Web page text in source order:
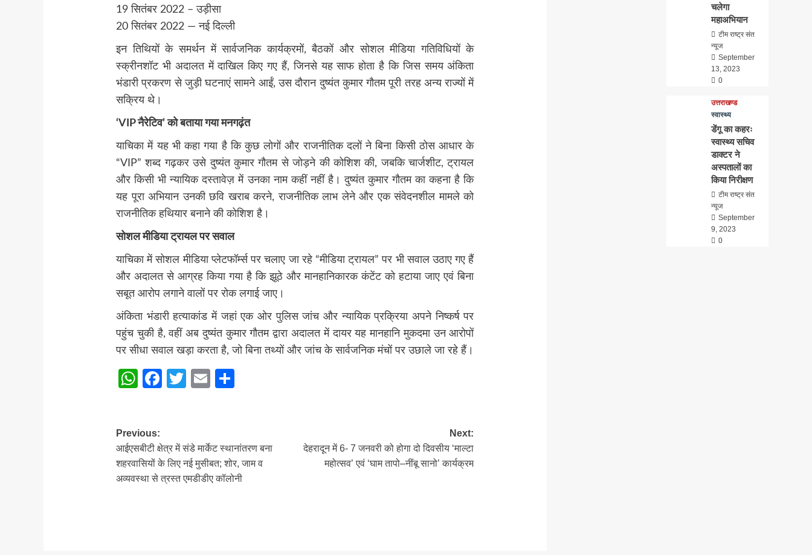
19 सितंबर 2022 – उड़ीसा
20 सितंबर 2022 — नई दिल्ली
इन तिथियों के समर्थन में सार्वजनिक कार्यक्रमों, बैठकों और सोशल मीडिया गतिविधियों के
स्क्रीनशॉट भी अदालत में दाखिल किए गए हैं, जिनसे यह साफ होता है कि जिस समय अंकिता
भंडारी प्रकरण से जुड़ी घटनाएं सामने आईं, उस दौरान दुष्यंत कुमार गौतम पूरी तरह अन्य राज्यों में
सक्रिय थे।
‘VIP नैरेटिव’ को बताया गया मनगढ़ंत
याचिका में यह भी कहा गया है कि कुछ लोगों और राजनीतिक दलों ने बिना किसी ठोस आधार के
“VIP” शब्द गढ़कर उसे दुष्यंत कुमार गौतम से जोड़ने की कोशिश की, जबकि चार्जशीट, ट्रायल
और किसी भी न्यायिक दस्तावेज़ में उनका नाम कहीं नहीं है। दुष्यंत कुमार गौतम का कहना है कि
यह पूरा अभियान उनकी छवि खराब करने, राजनीतिक लाभ लेने और एक संवेदनशील मामले को
राजनीतिक हथियार बनाने की कोशिश है।
सोशल मीडिया ट्रायल पर सवाल
याचिका में सोशल मीडिया प्लेटफॉर्म्स पर चलाए जा रहे “मीडिया ट्रायल” पर भी सवाल उठाए गए हैं
और अदालत से आग्रह किया गया है कि झूठे और मानहानिकारक कंटेंट को हटाया जाए एवं बिना
सबूत आरोप लगाने वालों पर रोक लगाई जाए।
अंकिता भंडारी हत्याकांड में जहां एक ओर पुलिस जांच और न्यायिक प्रक्रिया अपने निष्कर्ष पर
पहुंच चुकी है, वहीं अब दुष्यंत कुमार गौतम द्वारा अदालत में दायर यह मानहानि मुकदमा उन आरोपों
पर सीधा सवाल खड़ा करता है, जो बिना तथ्यों और जांच के सार्वजनिक मंचों पर उछाले जा रहे हैं।
WhatsApp
Facebook
Twitter
Email
Post
navigation
Previous:
आईएसबीटी क्षेत्र में संडे मार्केट स्थानांतरण बना
शहरवासियों के लिए नई मुसीबत; शोर, जाम व
अव्यवस्था से त्रस्त एमडीडीए कॉलोनी
Next:
देहरादून में 6- 7 जनवरी को होगा दो दिवसीय ‘माल्टा
महोत्सव’ एवं ‘घाम तापो–नींबू सानो’ कार्यक्रम
चलेगा
महाअभियान
टीम राष्ट्र संत
न्यूज
September
13, 2023
0
उत्तराखण्ड
स्वास्थ्य
डेंगू का कहरः
स्वास्थ्य सचिव
डाक्टर ने
अस्पतालों का
किया निरीक्षण
टीम राष्ट्र संत
न्यूज
September
9, 2023
0